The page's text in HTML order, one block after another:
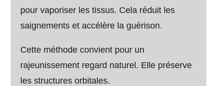
pour vaporiser les tissus. Cela réduit les
saignements et accélère la guérison.
Cette méthode convient pour un
rajeunissement regard naturel. Elle préserve
les structures orbitales.